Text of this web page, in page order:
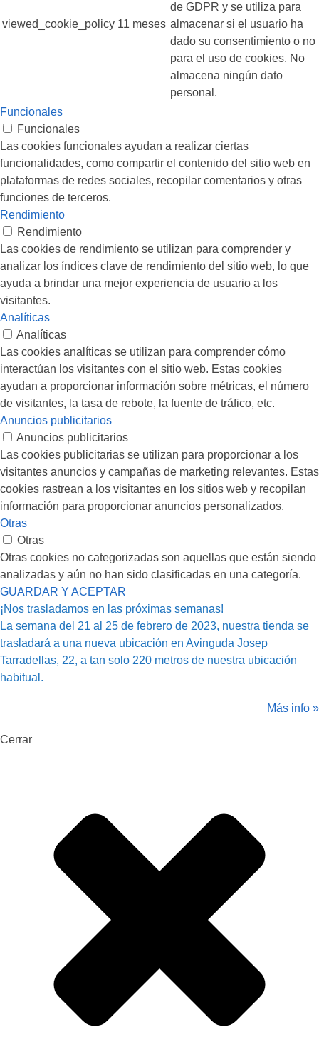
viewed_cookie_policy 11 meses
de GDPR y se utiliza para
almacenar si el usuario ha
dado su consentimiento o no
para el uso de cookies. No
almacena ningún dato
personal.
Funcionales
Funcionales
Las cookies funcionales ayudan a realizar ciertas
funcionalidades, como compartir el contenido del sitio web en
plataformas de redes sociales, recopilar comentarios y otras
funciones de terceros.
Rendimiento
Rendimiento
Las cookies de rendimiento se utilizan para comprender y
analizar los índices clave de rendimiento del sitio web, lo que
ayuda a brindar una mejor experiencia de usuario a los
visitantes.
Analíticas
Analíticas
Las cookies analíticas se utilizan para comprender cómo
interactúan los visitantes con el sitio web. Estas cookies
ayudan a proporcionar información sobre métricas, el número
de visitantes, la tasa de rebote, la fuente de tráfico, etc.
Anuncios publicitarios
Anuncios publicitarios
Las cookies publicitarias se utilizan para proporcionar a los
visitantes anuncios y campañas de marketing relevantes. Estas
cookies rastrean a los visitantes en los sitios web y recopilan
información para proporcionar anuncios personalizados.
Otras
Otras
Otras cookies no categorizadas son aquellas que están siendo
analizadas y aún no han sido clasificadas en una categoría.
GUARDAR Y ACEPTAR
¡Nos trasladamos en las próximas semanas!
La semana del 21 al 25 de febrero de 2023, nuestra tienda se
trasladará a una nueva ubicación en Avinguda Josep
Tarradellas, 22, a tan solo 220 metros de nuestra ubicación
habitual.
Más info »
Cerrar